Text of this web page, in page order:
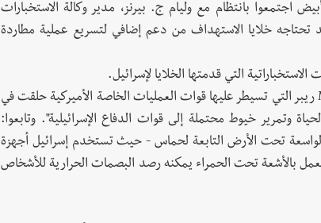
اجتمعوا بانتظام مع وليام ج. بيرنز، مدير وكالة الاستخبارات
تحتاجه خلايا الاستهداف من دعم إضافي لتسريع عملية مطاردة
التي قدمتها الخلايا لإسرائيل.
وقال المسؤولون: "ما لا يقل عن ست طائرات من طراز MQ-9 ريبر التي تسيطر عليها قوات العمليات الخاصة الأميركية حلقت في
وتمرير خيوط محتملة إلى قوات الدفاع الإسرائيلية". وتابعوا:
تحت الأرض التابعة لحماس - حيث تستخدم إسرائيل أجهزة
يعمل بالأشعة تحت الحمراء يمكنه رصد البصمات الحرارية للأشخاص